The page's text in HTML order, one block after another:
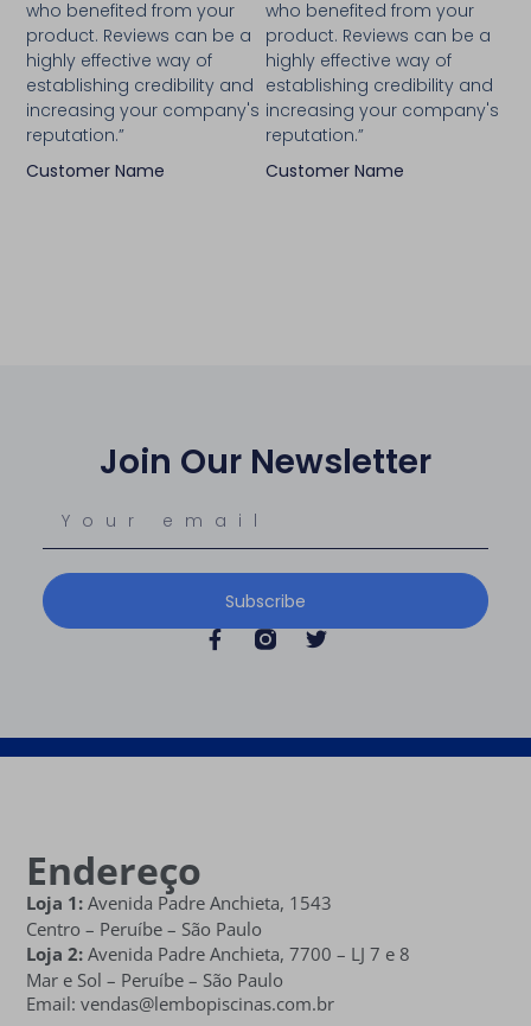
who benefited from your
product. Reviews can be a
highly effective way of
establishing credibility and
increasing your company's
reputation.”
Customer Name
who benefited from your
product. Reviews can be a
highly effective way of
establishing credibility and
increasing your company's
reputation.”
Customer Name
Join Our Newsletter
Subscribe
Endereço
Loja 1: Avenida Padre Anchieta, 1543
Centro – Peruíbe – São Paulo
Loja 2: Avenida Padre Anchieta,7700 – LJ 7 e 8
Mar e Sol – Peruíbe – São Paulo
Email: vendas@lembopiscinas.com.br